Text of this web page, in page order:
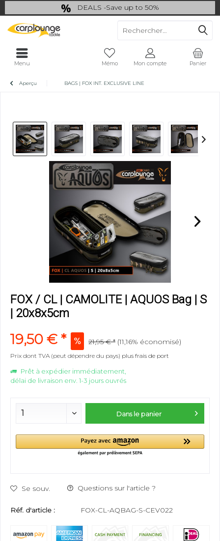
DEALS -Save up to 50%
last Chance: ... if gone then gone
Panier
Mémo Mon compte
Menu
Aperçu BAGS | FOX INT. EXCLUSIVE LINE
FOX / CL | CAMOLITE | AQUOS Bag | S
| 20x8x5cm
19,50 € * 21,95 € * (11,16% économisé)
Prix dont TVA (peut dépendre du pays) plus frais de port
Prêt à expédier immédiatement,
délai de livraison env. 1-3 jours ouvrés
Dans le panier
Se souv. Questions sur l'article ?
Réf. d'article : FOX-CL-AQBAG-S-CEV022